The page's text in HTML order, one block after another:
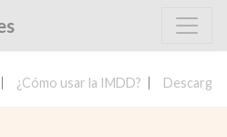
¿Cómo usar la IMDD? Descargar